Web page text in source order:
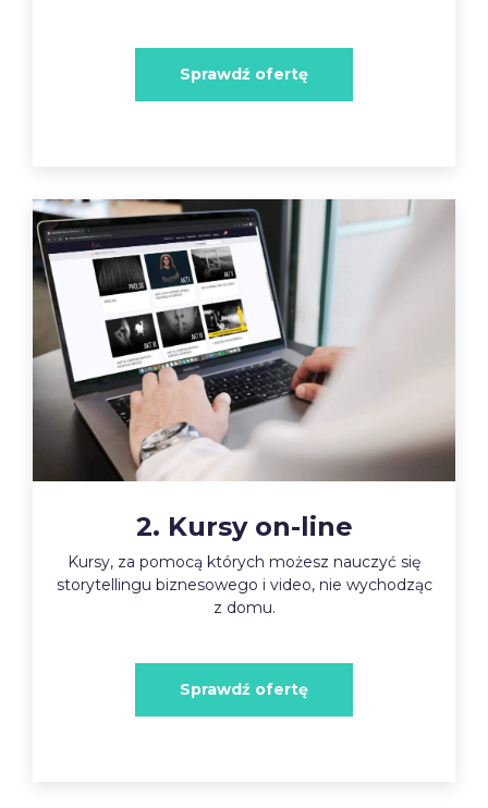
Sprawdź ofertę
2. Kursy on-line
Kursy, za pomocą których możesz nauczyć się
storytellingu biznesowego i video, nie wychodząc
z domu.
Sprawdź ofertę